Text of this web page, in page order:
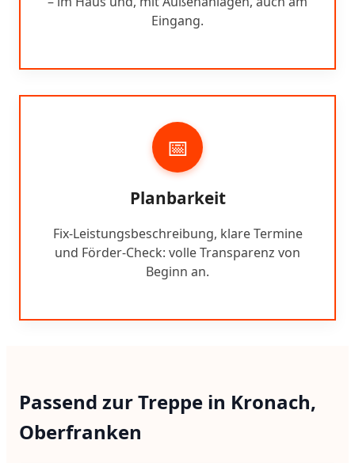
Eingang.
📅
Planbarkeit
Fix-Leistungsbeschreibung, klare Termine
und Förder-Check: volle Transparenz von
Beginn an.
Passend zur Treppe in Kronach,
Oberfranken